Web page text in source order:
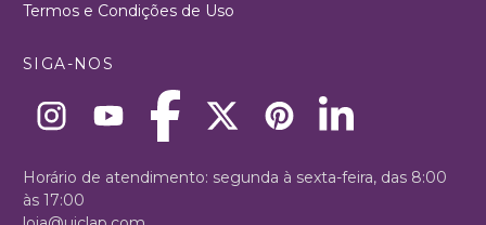
Termos e Condições de Uso
SIGA-NOS
Horário de atendimento: segunda à sexta-feira, das 8:00
às 17:00